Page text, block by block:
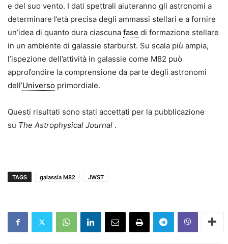
e del suo vento. I dati spettrali aiuteranno gli astronomi a
determinare l’età precisa degli ammassi stellari e a fornire
un’idea di quanto dura ciascuna fase di formazione stellare
in un ambiente di galassie starburst. Su scala più ampia,
l’ispezione dell’attività in galassie come M82 può
approfondire la comprensione da parte degli astronomi
dell’Universo primordiale.
Questi risultati sono stati accettati per la pubblicazione
su The Astrophysical Journal .
TAGS galassia M82 JWST